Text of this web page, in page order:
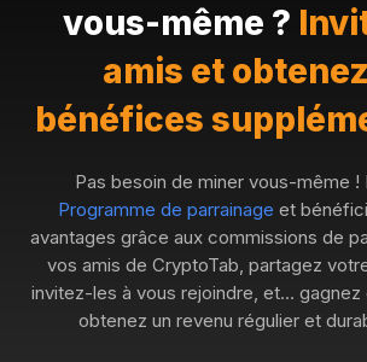
vous-même ?
amis et
bénéfices
Pas besoin de miner vous-même !
Programme de parrainage et
avantages grâce aux commissions de
vos amis de CryptoTab, partagez
invitez-les à vous rejoindre, et… gagnez
obtenez un revenu régulier et